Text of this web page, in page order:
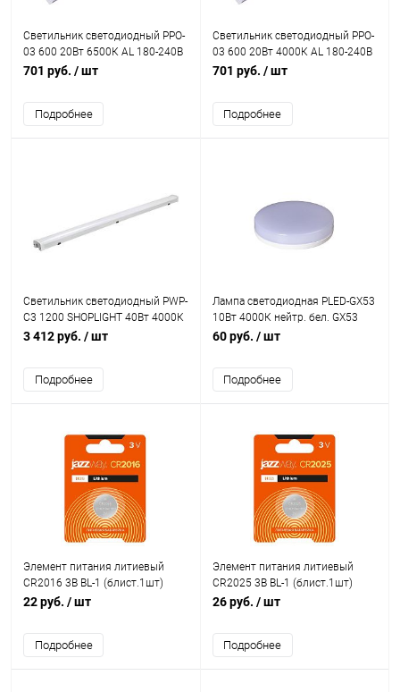
Светильник светодиодный PPO-
03 600 20Вт 6500К AL 180-240В
ДПО IP40 JazzWay 5040281A
701 руб. / шт
Подробнее
Светильник светодиодный PPO-
03 600 20Вт 4000К AL 180-240В
ДПО IP40 JazzWay 5040267A
701 руб. / шт
Подробнее
Светильник светодиодный PWP-
С3 1200 SHOPLIGHT 40Вт 4000К
IP65 4640лм ДСП JazzWay
3 412 руб. / шт
Подробнее
Лампа светодиодная PLED-GX53
10Вт 4000К нейтр. бел. GX53
820лм 230/50Гц JazzWay
60 руб. / шт
Подробнее
Элемент питания литиевый
CR2016 3В BL-1 (блист.1шт)
JazzWay 2852830
22 руб. / шт
Подробнее
Элемент питания литиевый
CR2025 3В BL-1 (блист.1шт)
JazzWay 2852861
26 руб. / шт
Подробнее